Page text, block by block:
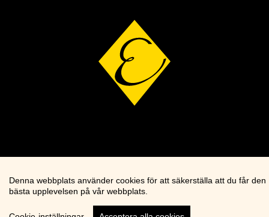
Denna webbplats använder cookies för att säkerställa att du får den
bästa upplevelsen på vår webbplats.